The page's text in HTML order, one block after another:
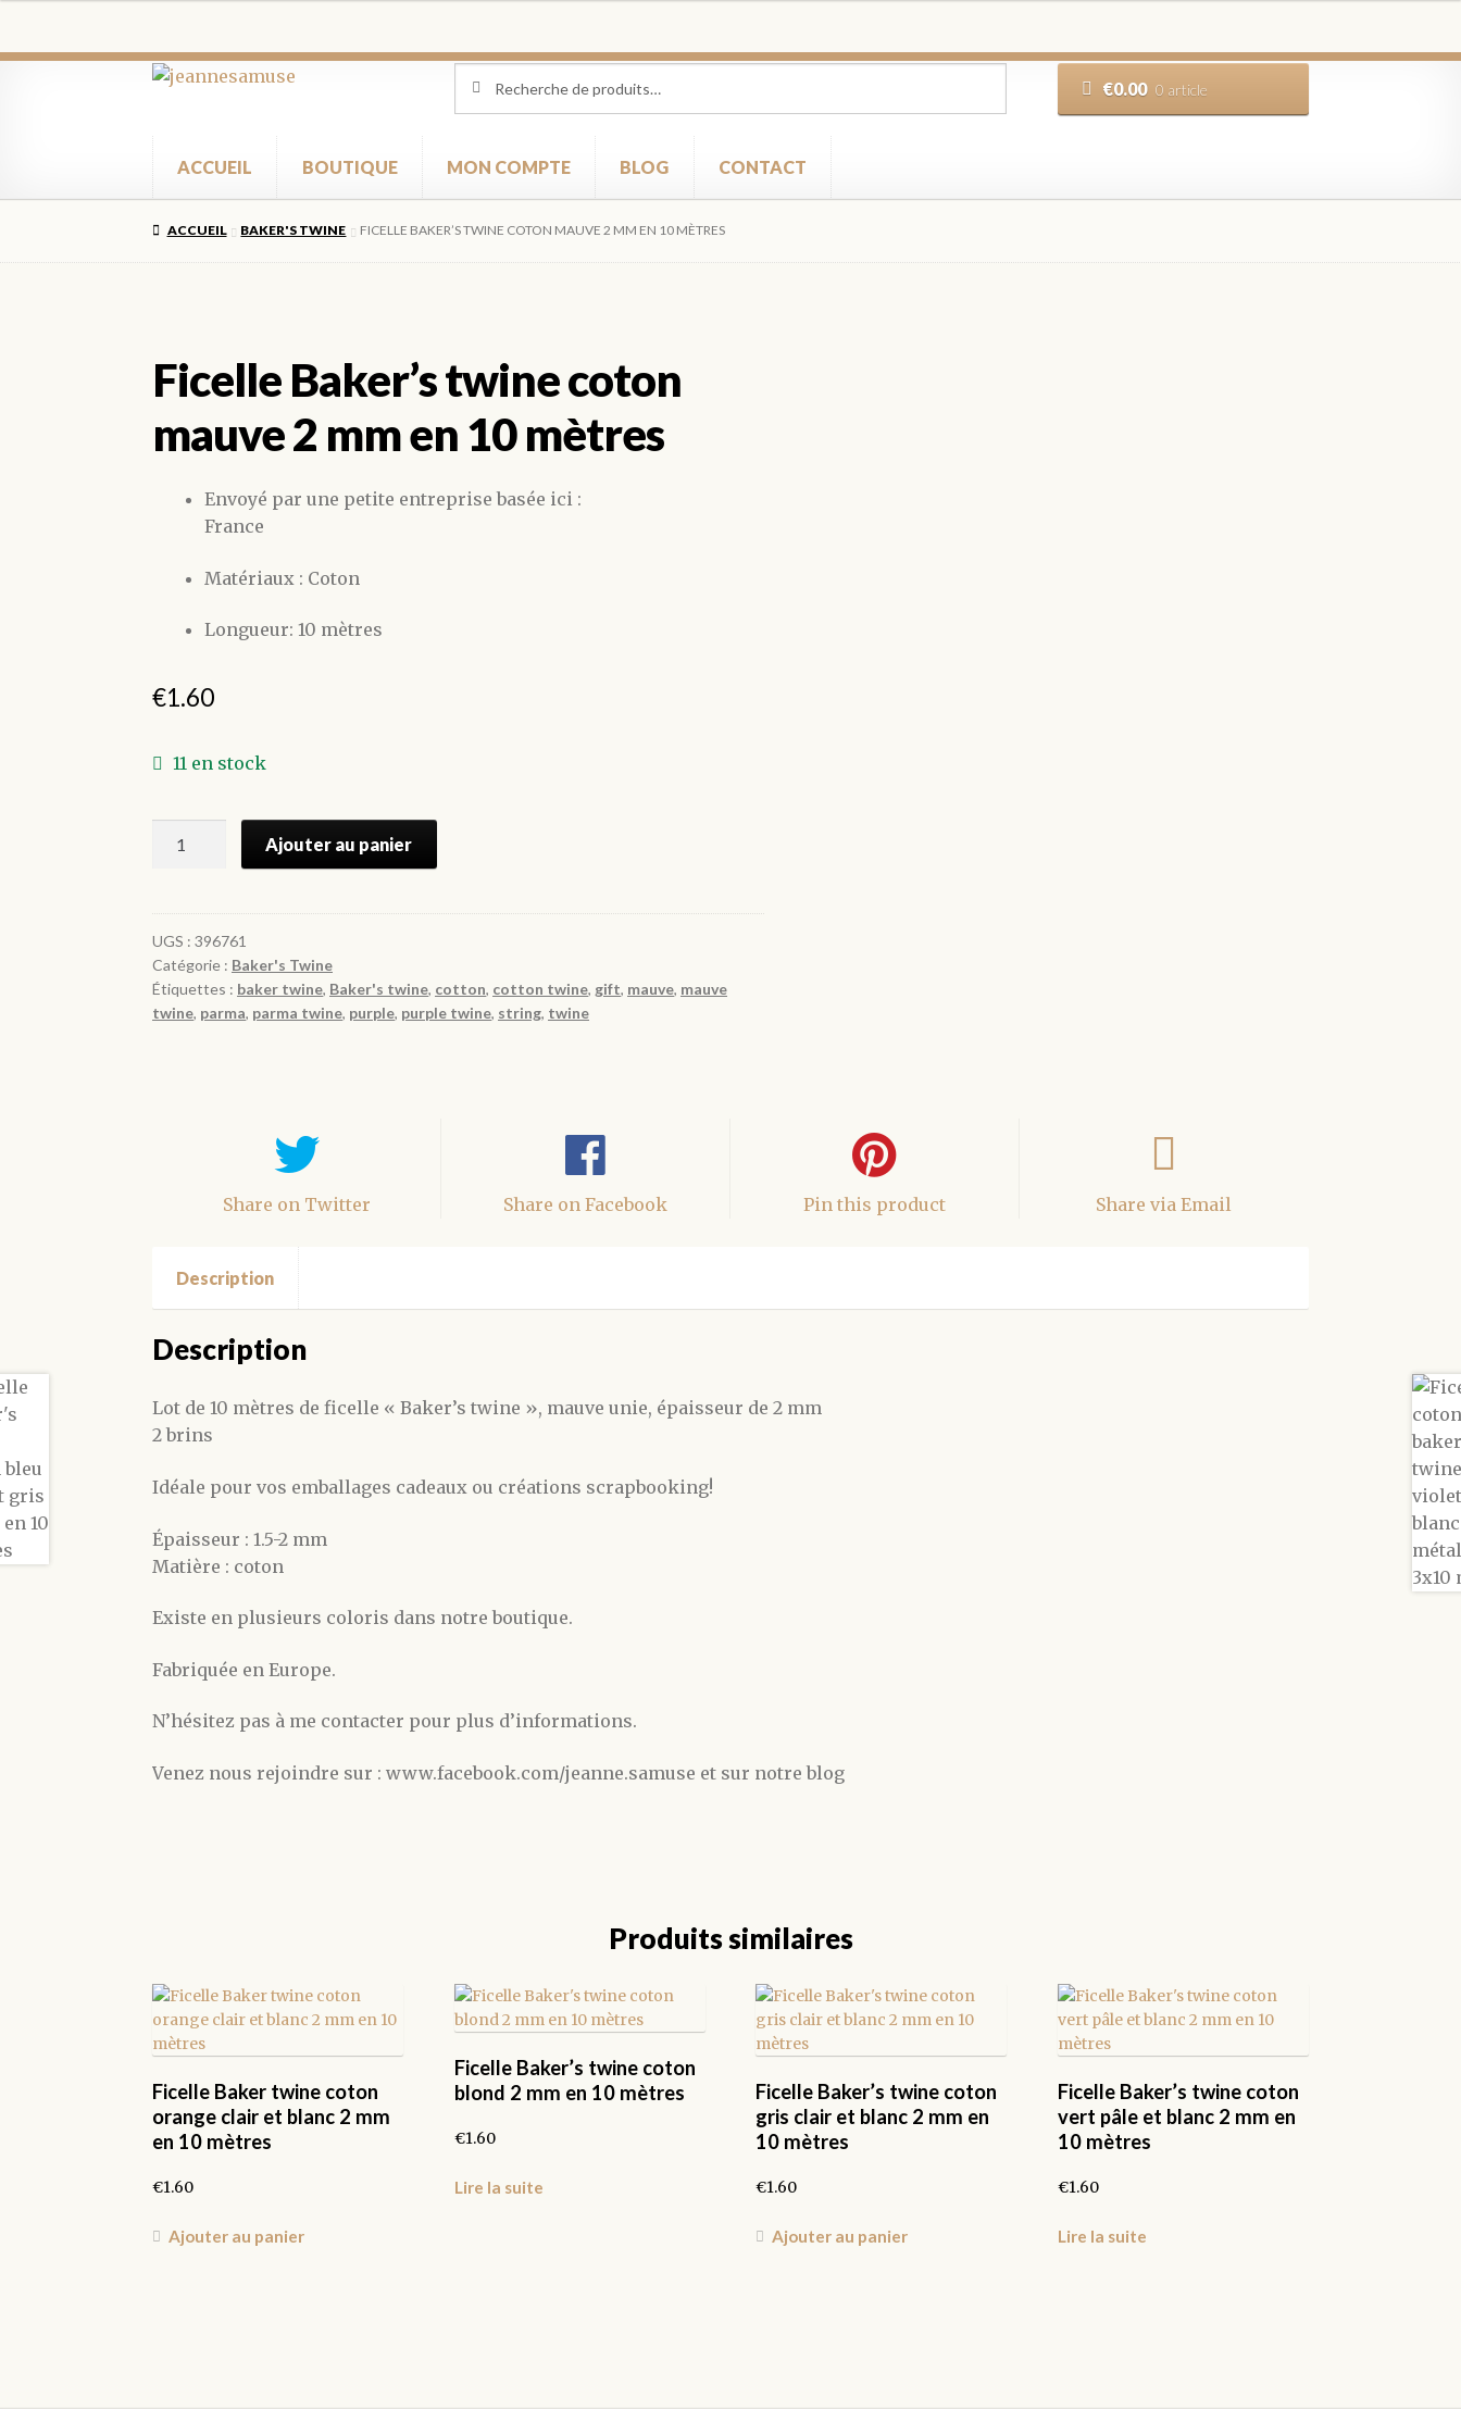
Aller
navigation
Aller
pour :
€0.00 0 article
ACCUEIL BOUTIQUE MON COMPTE BLOG CONTACT
ACCUEIL BAKER'S TWINE FICELLE BAKER’S TWINE COTON MAUVE 2 MM EN 10 MÈTRES
Ficelle Baker’s twine coton
mauve 2 mm en 10 mètres
Envoyé par une petite entreprise basée ici :
France
Matériaux : Coton
Longueur: 10 mètres
€1.60
11 en stock
Baker's
twine
coton
mauve
2
Ajouter au panier
UGS :396761
Catégorie : Baker's Twine
Étiquettes : baker twine, Baker's twine, cotton, cotton twine,gift, mauve, mauve
twine, parma, parma twine, purple, purple twine, string, twine
Share on Twitter Share on Facebook Pin this product Share via Email
Description
Description
Lot de 10 mètres de ficelle « Baker’s twine », mauve unie, épaisseur de 2 mm
2 brins
Idéale pour vos emballages cadeaux ou créations scrapbooking!
Épaisseur : 1.5-2 mm
Matière : coton
Existe en plusieurs coloris dans notre boutique.
Fabriquée en Europe.
N’hésitez pas à me contacter pour plus d’informations.
Venez nous rejoindre sur : www.facebook.com/jeanne.samuse et sur notre blog
Produits similaires
Ficelle Baker twine coton
orange clair et blanc 2 mm
en 10 mètres
€1.60
Ajouter au panier
Ficelle Baker’s twine coton
blond 2 mm en 10 mètres
€1.60
Lire la suite
Ficelle Baker’s twine coton
gris clair et blanc 2 mm en
10 mètres
€1.60
Ajouter au panier
Ficelle Baker’s twine coton
vert pâle et blanc 2 mm en
10 mètres
€1.60
Lire la suite